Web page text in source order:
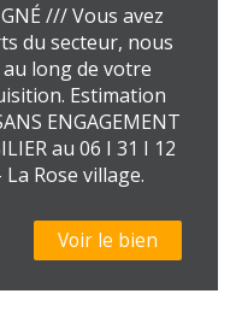
/// Vous avez
du secteur, nous
long de votre
Estimation
ENGAGEMENT
au 06 I 31 I 12
La Rose village.
Voir le bien